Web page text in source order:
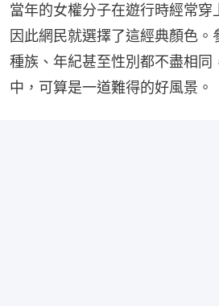
當年的女權分子在遊行時經常穿
因此網民就選擇了這經典顏色。
種族、年紀甚至性別都不盡相同
中，可算是一道難得的好風景。